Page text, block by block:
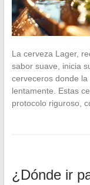
La cerveza Lager,
sabor suave, inicia
cerveceros donde
lentamente. Estas
protocolo riguroso,
¿Dónde ir